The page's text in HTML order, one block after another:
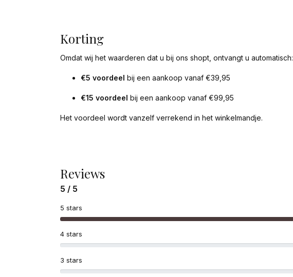
Korting
Omdat wij het waarderen dat u bij ons shopt, ontvangt u automatisch:
€5 voordeel bij een aankoop vanaf €39,95
€15 voordeel bij een aankoop vanaf €99,95
Het voordeel wordt vanzelf verrekend in het winkelmandje.
Reviews
5 / 5
3 stars
4 stars
5 stars